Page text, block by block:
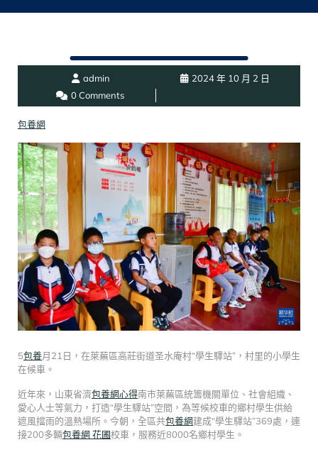
admin
2024 年 10 月 2 日
0 Comments
包養網
5包養月21日，在萊蕪區高莊街道圣水庵村“學生驛站”，村里的小學生
在候車。
近年來，山東省濟包養網心得南市萊蕪區統籌機關單位、社會組織、
愛心人士等氣力，打造“學生驛站”空間，為等候校車的鄉村學生供給
遮風擋雨的溫熱場所。今朝，全區共包養網建成“學生驛站”369處，連
接200多輛包養網 花圃校車，服務近8000名鄉村學生。